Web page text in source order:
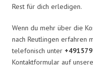
Rest für dich erledigen.
Wenn du mehr über die
nach Reutlingen erfahren
telefonisch unter
Kontaktformular auf